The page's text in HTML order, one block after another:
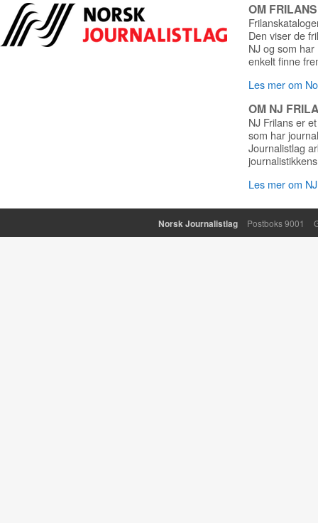
OM
Den viser de
NJ og som
enkelt finne
Les mer om
OM NJ
NJ Frilans er
som har
Journalistlag
Les mer om
Norsk Journalistlag Postboks 9001